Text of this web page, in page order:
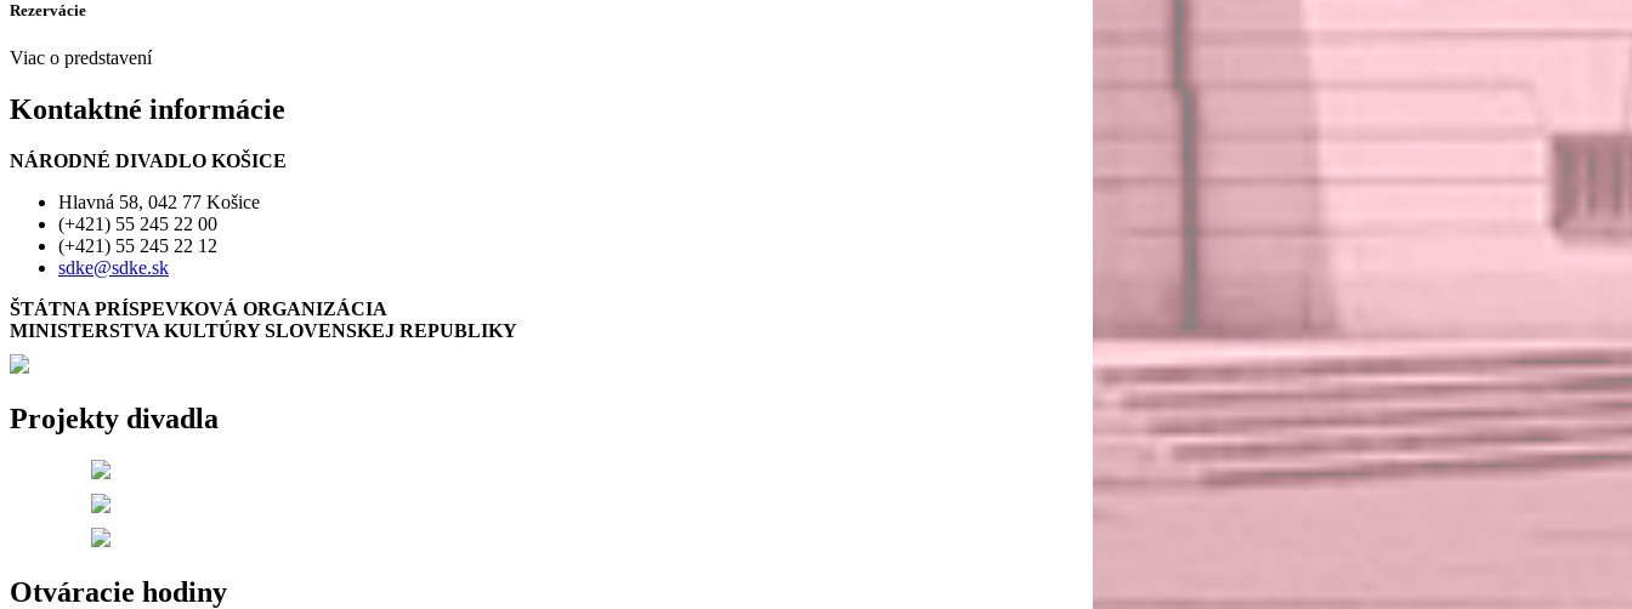
Rezervácie
Viac o predstavení
Kontaktné informácie
NÁRODNÉ DIVADLO KOŠICE
Hlavná 58, 042 77 Košice
(+421) 55 245 22 00
(+421) 55 245 22 12
sdke@sdke.sk
ŠTÁTNA PRÍSPEVKOVÁ ORGANIZÁCIA
MINISTERSTVA KULTÚRY SLOVENSKEJ REPUBLIKY
Projekty divadla
Otváracie hodiny